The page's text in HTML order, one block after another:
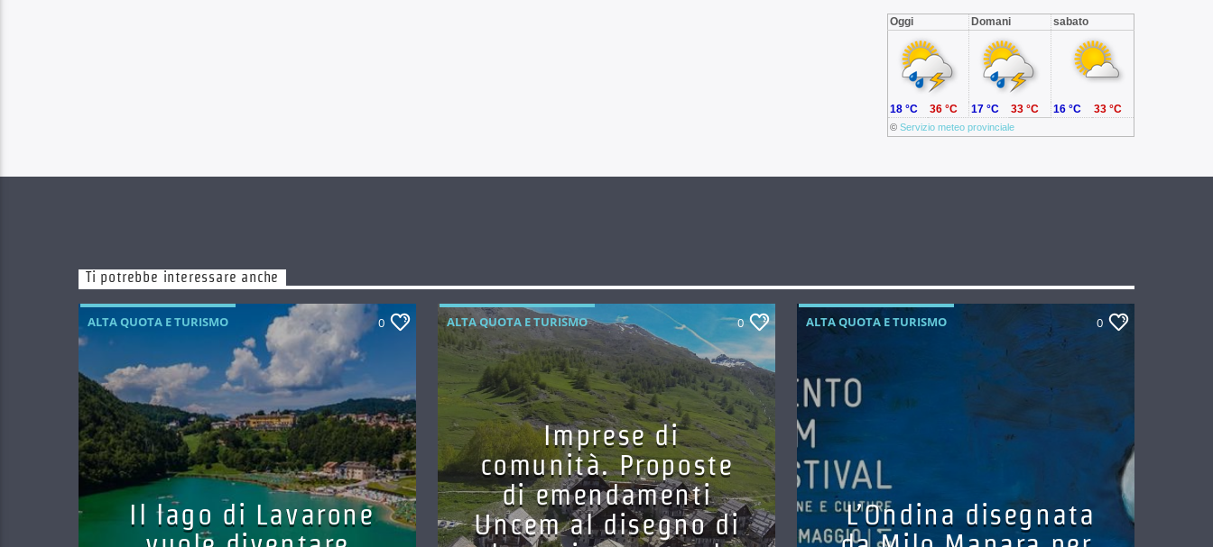
Oggi Domani sabato
© Servizio meteo provinciale
18 °C 36 °C 17 °C 33 °C 16 °C 33 °C
Ti potrebbe interessare anche
ALTA QUOTA E TURISMO 0
Il lago di Lavarone
ALTA QUOTA E TURISMO 0
Imprese di
comunità. Proposte
di emendamenti
Uncem al disegno di
ALTA QUOTA E TURISMO 0
L’Ondina disegnata